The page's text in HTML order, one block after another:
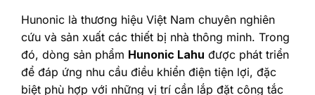
Hunonic là thương hiệu Việt Nam chuyên nghiên
cứu và sản xuất các thiết bị nhà thông minh. Trong
đó, dòng sản phẩm Hunonic Lahu được phát triển
để đáp ứng nhu cầu điều khiển điện tiện lợi, đặc
biệt phù hợp với những vị trí cần lắp đặt công tắc